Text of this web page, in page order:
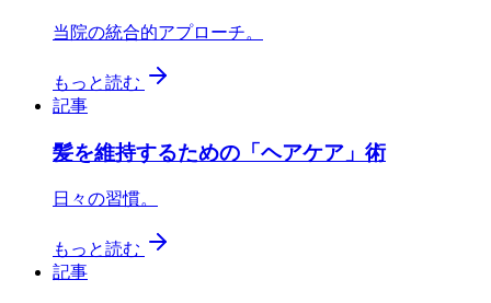
当院の統合的アプローチ。
もっと読む
記事
髪を維持するための「ヘアケア」術
日々の習慣。
もっと読む
記事